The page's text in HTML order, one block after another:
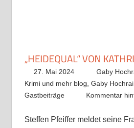
„HEIDEQUAL“ VON
27. Mai 2024 Gaby
Krimi und mehr blog Gaby
Gastbeiträge
Kommentar
Steffen Pfeiffer meldet seine